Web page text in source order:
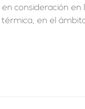
consideración en
en el